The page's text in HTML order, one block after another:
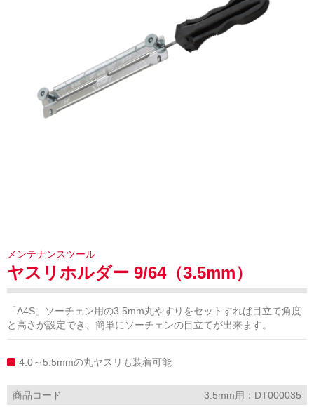
メンテナンスツール
ヤスリホルダー 9/64（3.5mm）
「A4S」ソーチェン用の3.5mm丸やすりをセットすれば目立て角度
と高さが設定でき、簡単にソーチェンの目立てが出来ます。
4.0～5.5mmの丸ヤスリも装着可能
商品コード 3.5mm用：DT000035